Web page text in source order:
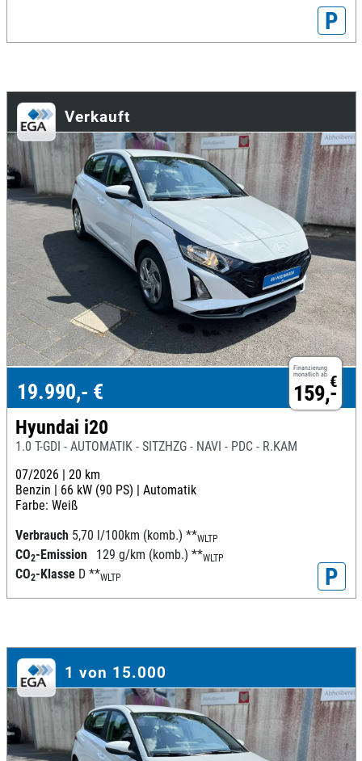
P
Verkauft
Finanzierung
monatlich ab €
159,-
19.990,- €
Hyundai i20
1.0 T-GDI - AUTOMATIK - SITZHZG - NAVI - PDC - R.KAM
07/2026 | 20 km
Benzin | 66 kW (90 PS) | Automatik
Farbe: Weiß
Verbrauch 5,70 l/100km (komb.) **WLTP
CO2-Emission 129 g/km (komb.) **WLTP
CO2-Klasse D **WLTP P
1 von 15.000